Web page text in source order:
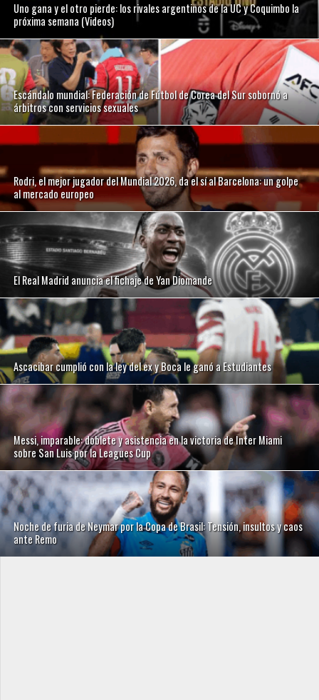
Uno gana y el otro pierde: los rivales argentinos de la UC y Coquimbo la
próxima semana (Videos)
Escándalo mundial: Federación de Fútbol de Corea del Sur sobornó a
árbitros con servicios sexuales
Rodri, el mejor jugador del Mundial 2026, da el sí al Barcelona: un golpe
al mercado europeo
El Real Madrid anuncia el fichaje de Yan Diomande
Ascacibar cumplió con la ley del ex y Boca le ganó a Estudiantes
Messi, imparable: doblete y asistencia en la victoria de Inter Miami
sobre San Luis por la Leagues Cup
Noche de furia de Neymar por la Copa de Brasil: Tensión, insultos y caos
ante Remo